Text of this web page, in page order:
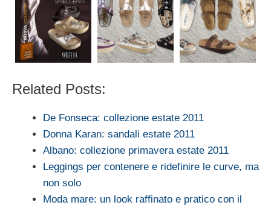
Related Posts:
De Fonseca: collezione estate 2011
Donna Karan: sandali estate 2011
Albano: collezione primavera estate 2011
Leggings per contenere e ridefinire le curve, ma
non solo
Moda mare: un look raffinato e pratico con il